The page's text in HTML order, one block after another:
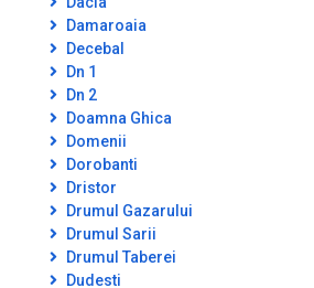
Damaroaia
Decebal
Dn 1
Dn 2
Doamna Ghica
Domenii
Dorobanti
Dristor
Drumul Gazarului
Drumul Sarii
Drumul Taberei
Dudesti